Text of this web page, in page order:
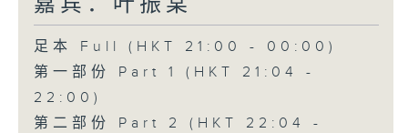
足本 Full (HKT 21:00 - 00:00)
第一部份 Part 1 (HKT 21:04 -
22:00)
第二部份 Part 2 (HKT 22:04 -